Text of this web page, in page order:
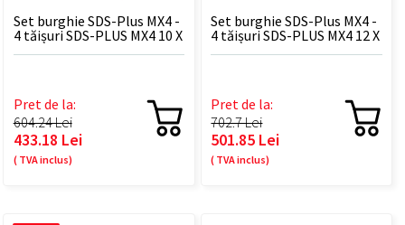
Set burghie SDS-Plus MX4 -
4 tăișuri SDS-PLUS MX4 10 X
265 mm - 10 BUC
Pret de la:
604.24 Lei
433.18 Lei
( TVA inclus)
Set burghie SDS-Plus MX4 -
4 tăișuri SDS-PLUS MX4 12 X
210 - 10 BUC
Pret de la:
702.7 Lei
501.85 Lei
( TVA inclus)